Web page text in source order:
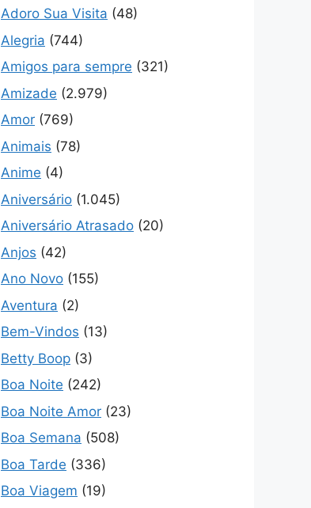
Adoro Sua Visita (48)
Alegria (744)
Amigos para sempre (321)
Amizade (2.979)
Amor (769)
Animais (78)
Anime (4)
Aniversário (1.045)
Aniversário Atrasado (20)
Anjos (42)
Ano Novo (155)
Aventura (2)
Bem-Vindos (13)
Betty Boop (3)
Boa Noite (242)
Boa Noite Amor (23)
Boa Semana (508)
Boa Tarde (336)
Boa Viagem (19)